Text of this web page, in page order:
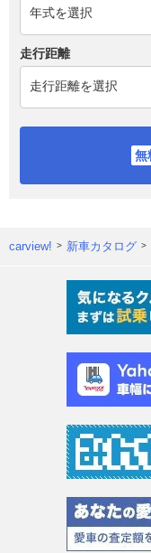
走行距離
carview! 新車カタログ